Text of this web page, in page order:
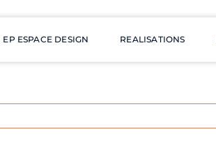
EP ESPACE DESIGN REALISATIONS